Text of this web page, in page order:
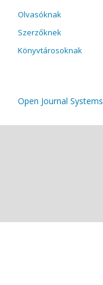
Olvasóknak
Szerzőknek
Könyvtárosoknak
Open Journal Systems